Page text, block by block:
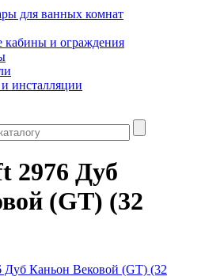
для ванных комнат
и ограждения
инсталляции
2976 Дуб
(GT) (32